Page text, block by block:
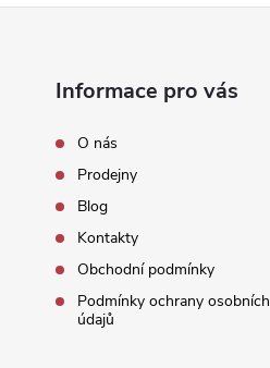
Informace pro vás
O nás
Prodejny
Blog
Kontakty
Obchodní podmínky
Podmínky ochrany osobních
údajů